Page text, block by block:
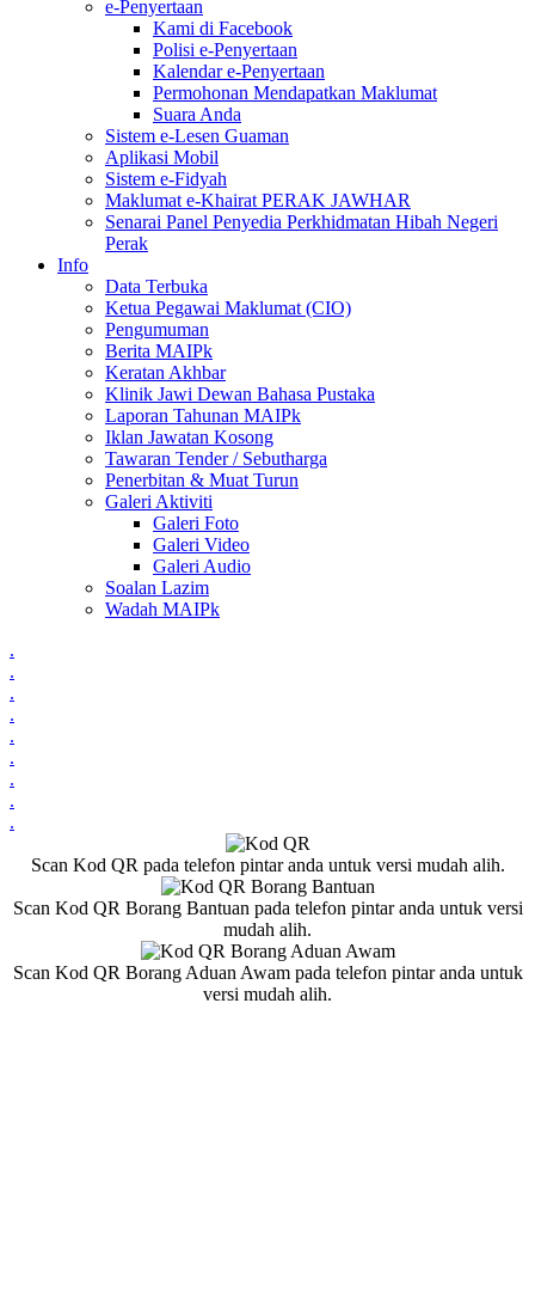
e-Penyertaan
Kami di Facebook
Polisi e-Penyertaan
Kalendar e-Penyertaan
Permohonan Mendapatkan Maklumat
Suara Anda
Sistem e-Lesen Guaman
Aplikasi Mobil
Sistem e-Fidyah
Maklumat e-Khairat PERAK JAWHAR
Senarai Panel Penyedia Perkhidmatan Hibah Negeri
Perak
Info
Data Terbuka
Ketua Pegawai Maklumat (CIO)
Pengumuman
Berita MAIPk
Keratan Akhbar
Klinik Jawi Dewan Bahasa Pustaka
Laporan Tahunan MAIPk
Iklan Jawatan Kosong
Tawaran Tender / Sebutharga
Penerbitan & Muat Turun
Galeri Aktiviti
Galeri Foto
Galeri Video
Galeri Audio
Soalan Lazim
Wadah MAIPk
.
.
.
.
.
.
.
.
.
Scan Kod QR pada telefon pintar anda untuk versi mudah alih.
Scan Kod QR Borang Bantuan pada telefon pintar anda untuk versi
mudah alih.
Scan Kod QR Borang Aduan Awam pada telefon pintar anda untuk
versi mudah alih.